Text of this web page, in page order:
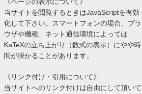
当サイトを閲覧するときはJavaScriptを有効
化して下さい。スマートフォンの場合、ブラ
ウザや機種、ネット通信環境によっては
KaTeXの立ち上がり（数式の表示）にやや時
間が掛かることがあります。
《リンク付け・引用について》
当サイトへのリンク付けは自由にして頂いて